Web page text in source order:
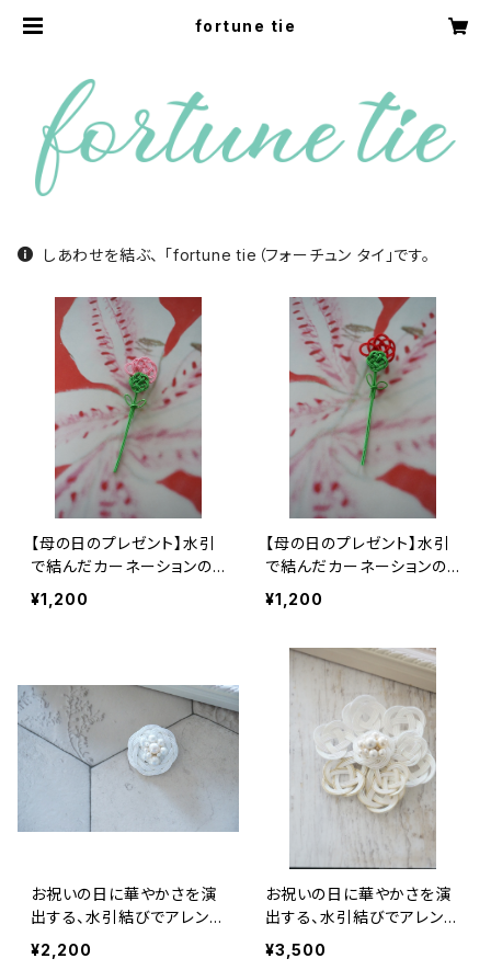
fortune tie
しあわせを結ぶ、 「fortune tie（フォーチュン タイ」です。
【母の日のプレゼント】水引
で結んだカーネーションの
ブローチ
¥1,200
【母の日のプレゼント】水引
で結んだカーネーションの
ブローチ
¥1,200
お祝いの日に華やかさを演
出する、水引結びでアレンジ
したブローチ
¥2,200
お祝いの日に華やかさを演
出する、水引結びでアレンジ
したブローチ。
¥3,500